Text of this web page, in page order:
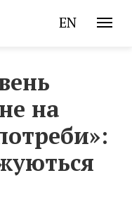
EN
на